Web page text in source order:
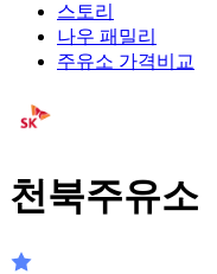
스토리
나우 패밀리
주유소 가격비교
천북주유소